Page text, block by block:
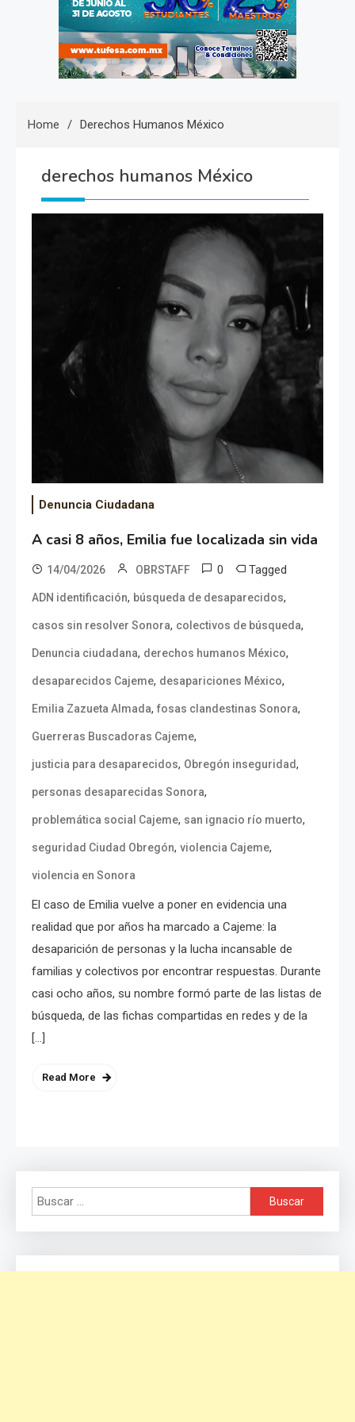
Home Derechos Humanos México
derechos humanos México
Denuncia Ciudadana
A casi 8 años, Emilia fue localizada sin vida
14/04/2026 OBRSTAFF 0 Tagged
ADN identificación, búsqueda de desaparecidos,
casos sin resolver Sonora, colectivos de búsqueda,
Denuncia ciudadana, derechos humanos México,
desaparecidos Cajeme, desapariciones México,
Emilia Zazueta Almada, fosas clandestinas Sonora,
Guerreras Buscadoras Cajeme,
justicia para desaparecidos, Obregón inseguridad,
personas desaparecidas Sonora,
problemática social Cajeme, san ignacio río muerto,
seguridad Ciudad Obregón, violencia Cajeme,
violencia en Sonora
El caso de Emilia vuelve a poner en evidencia una
realidad que por años ha marcado a Cajeme: la
desaparición de personas y la lucha incansable de
familias y colectivos por encontrar respuestas. Durante
casi ocho años, su nombre formó parte de las listas de
búsqueda, de las fichas compartidas en redes y de la
[…]
Read More
Buscar: